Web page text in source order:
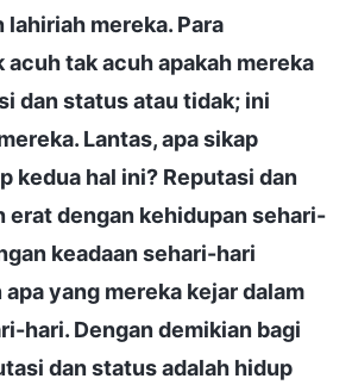
lahiriah mereka. Para
tak acuh apakah mereka
dan status atau tidak; ini
Lantas, apa sikap
kedua hal ini? Reputasi dan
erat dengan kehidupan sehari-
keadaan sehari-hari
apa yang mereka kejar dalam
hari. Dengan demikian bagi
dan status adalah hidup